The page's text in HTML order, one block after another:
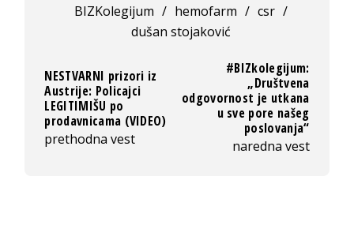
BIZKolegijum / hemofarm / csr /
dušan stojaković
NESTVARNI prizori iz
Austrije: Policajci
LEGITIMIŠU po
prodavnicama (VIDEO)
prethodna vest
#BIZkolegijum:
„Društvena
odgovornost je utkana
u sve pore našeg
poslovanja“
naredna vest